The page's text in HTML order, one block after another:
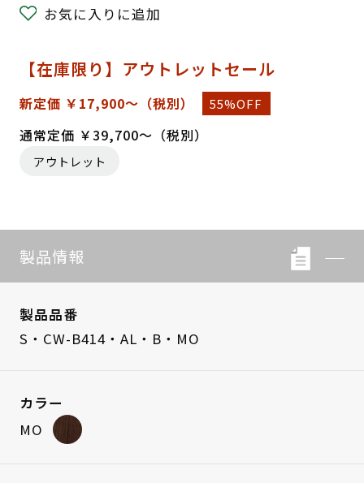
お気に入りに追加
【在庫限り】アウトレットセール
新定価 ￥17,900～ （税別） 55%OFF
通常定価 ￥39,700～（税別）
アウトレット
製品情報
製品品番
S・CW-B414・AL・B・MO
カラー
MO